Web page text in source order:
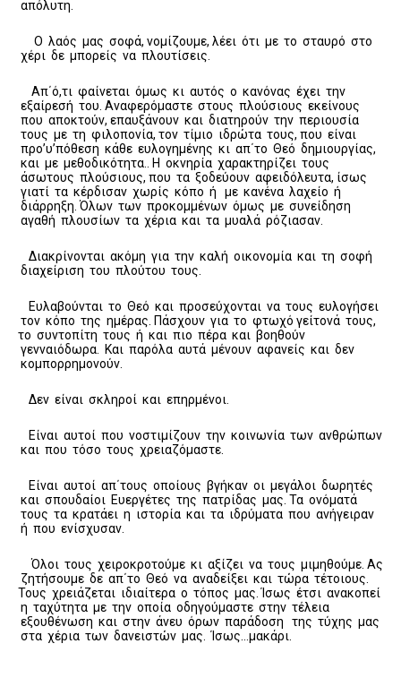
απόλυτη.
Ο λαός μας σοφά, νομίζουμε, λέει ότι με το σταυρό στο
χέρι δε μπορείς να πλουτίσεις.
Απ΄ό,τι φαίνεται όμως κι αυτός ο κανόνας έχει την
εξαίρεσή του. Αναφερόμαστε στους πλούσιους εκείνους
που αποκτούν, επαυξάνουν και διατηρούν την περιουσία
τους με τη φιλοπονία, τον τίμιο ιδρώτα τους, που είναι
προ’υ’πόθεση κάθε ευλογημένης κι απ΄το Θεό δημιουργίας,
και με μεθοδικότητα.. Η οκνηρία χαρακτηρίζει τους
άσωτους πλούσιους, που τα ξοδεύουν αφειδόλευτα, ίσως
γιατί τα κέρδισαν χωρίς κόπο ή με κανένα λαχείο ή
διάρρηξη. Όλων των προκομμένων όμως με συνείδηση
αγαθή πλουσίων τα χέρια και τα μυαλά ρόζιασαν.
Διακρίνονται ακόμη για την καλή οικονομία και τη σοφή
διαχείριση του πλούτου τους.
Ευλαβούνται το Θεό και προσεύχονται να τους ευλογήσει
τον κόπο της ημέρας. Πάσχουν για το φτωχό γείτονά τους,
το συντοπίτη τους ή και πιο πέρα και βοηθούν
γενναιόδωρα. Και παρόλα αυτά μένουν αφανείς και δεν
κομπορρημονούν.
Δεν είναι σκληροί και επηρμένοι.
Είναι αυτοί που νοστιμίζουν την κοινωνία των ανθρώπων
και που τόσο τους χρειαζόμαστε.
Είναι αυτοί απ΄τους οποίους βγήκαν οι μεγάλοι δωρητές
και σπουδαίοι Ευεργέτες της πατρίδας μας. Τα ονόματά
τους τα κρατάει η ιστορία και τα ιδρύματα που ανήγειραν
ή που ενίσχυσαν.
Όλοι τους χειροκροτούμε κι αξίζει να τους μιμηθούμε. Ας
ζητήσουμε δε απ΄το Θεό να αναδείξει και τώρα τέτοιους.
Τους χρειάζεται ιδιαίτερα ο τόπος μας. Ίσως έτσι ανακοπεί
η ταχύτητα με την οποία οδηγούμαστε στην τέλεια
εξουθένωση και στην άνευ όρων παράδοση της τύχης μας
στα χέρια των δανειστών μας. Ίσως…μακάρι.